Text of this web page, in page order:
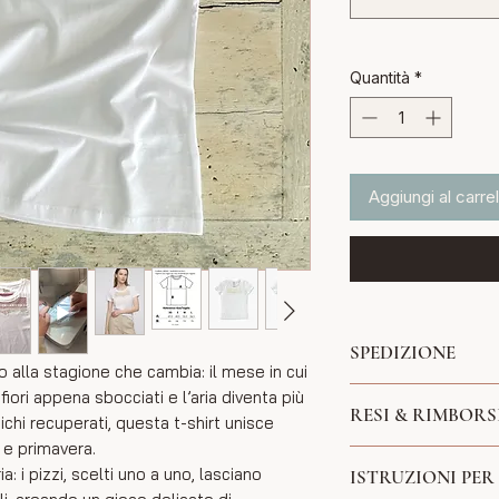
alla stagione che cambia: il mese in cui
appena sbocciati e l’aria diventa più
recuperati, questa t-shirt unisce
primavera.
i pizzi, scelti uno a uno, lasciano
Quantità *
Aggiungi al
SPEDIZIONE
Il tempo
può variare da
dalla lavorazione
RESI &
contattandomi
ISTRUZIONI